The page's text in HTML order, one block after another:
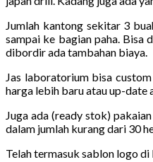
Jumlah kantong sekitar 3
sampai ke bagian paha.
dibordir ada tambahan biaya.
Jas laboratorium bisa
harga lebih baru atau up-date
Juga ada (ready stok)
dalam jumlah kurang dari 30
Telah termasuk sablon logo